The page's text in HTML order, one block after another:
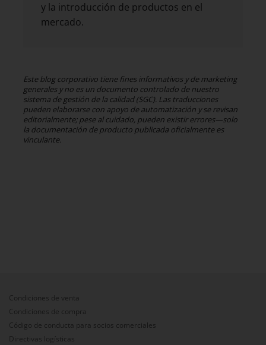
y la introducción de productos en el
mercado.
Este blog corporativo tiene fines informativos y de marketing
generales y no es un documento controlado de nuestro
sistema de gestión de la calidad (SGC). Las traducciones
pueden elaborarse con apoyo de automatización y se revisan
editorialmente; pese al cuidado, pueden existir errores—solo
la documentación de producto publicada oficialmente es
vinculante.
Condiciones de venta
Condiciones de compra
Código de conducta para socios comerciales
Directivas logísticas